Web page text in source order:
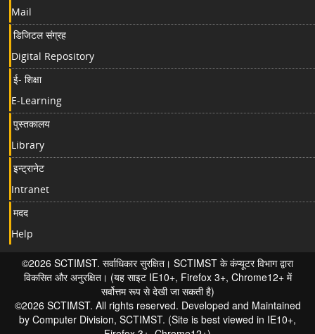
Mail
डिजिटल संग्रह
Digital Repository
ई- शिक्षा
E-Learning
पुस्तकालय
Library
इन्ट्रानेट
Intranet
मदद
Help
©2026 SCTIMST. सर्वाधिकार सुरक्षित। SCTIMST के कंप्यूटर विभाग द्वारा
विकसित और अनुरक्षित। (यह साइट IE10+, Firefox 3+, Chrome12+ में
सर्वोत्तम रूप से देखी जा सकती है)
©2026 SCTIMST. All rights reserved. Developed and Maintained
by Computer Division, SCTIMST. (Site is best viewed in IE10+,